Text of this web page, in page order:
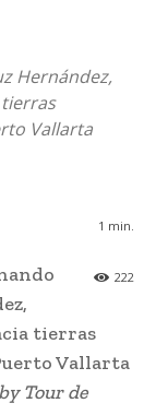
Hernández,
Vallarta
1 min.
222
tierras
Vallarta
Tour de